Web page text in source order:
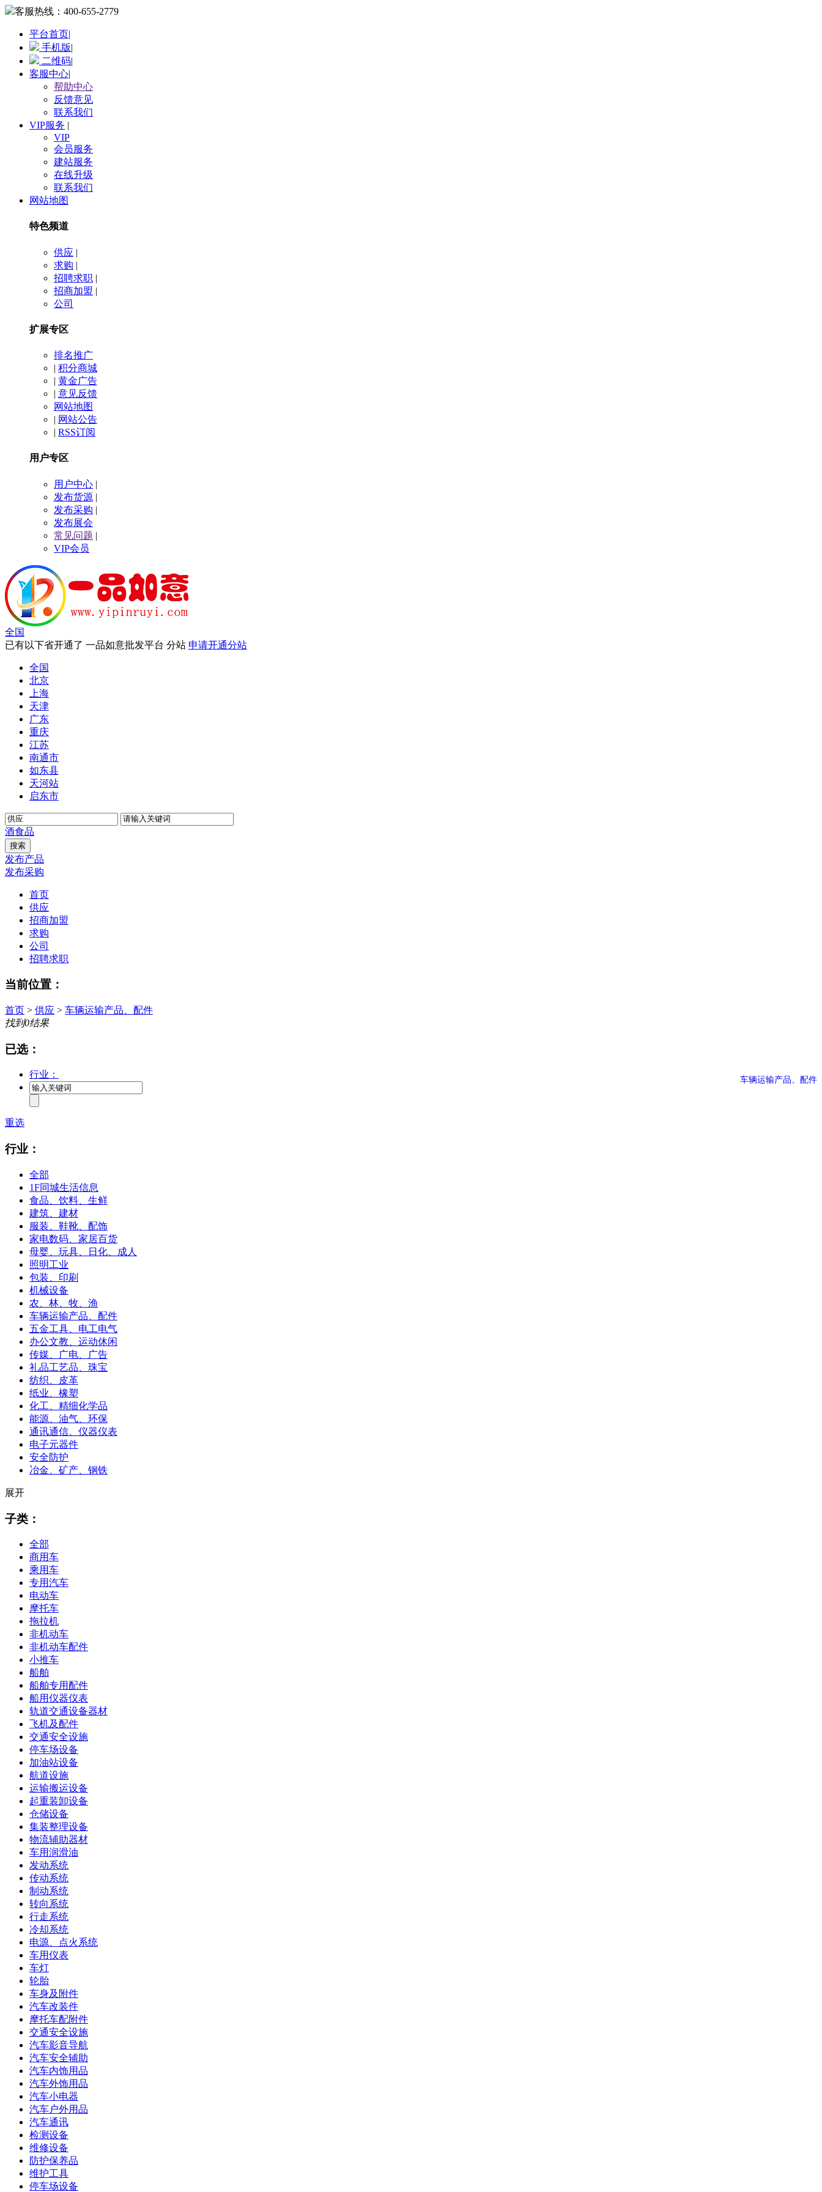
客服热线： 400-655-2779
平台首页|
手机版|
二维码|
客服中心|
帮助中心
反馈意见
联系我们
VIP服务 |
VIP
会员服务
建站服务
在线升级
联系我们
网站地图
特色频道
供应 |
求购 |
招聘求职 |
招商加盟 |
公司
扩展专区
排名推广
| 积分商城
| 黄金广告
| 意见反馈
网站地图
| 网站公告
| RSS订阅
用户专区
用户中心 |
发布货源 |
发布采购 |
发布展会
常见问题 |
VIP会员
全国
已有以下省开通了 一品如意批发平台 分站 申请开通分站
全国
北京
上海
天津
广东
重庆
江苏
南通市
如东县
天河站
启东市
酒食品
发布产品
发布采购
首页
供应
招商加盟
求购
公司
招聘求职
当前位置：
首页 > 供应 > 车辆运输产品、配件
找到0结果
已选：
行业： 车辆运输产品、配件
重选
行业：
全部
1F同城生活信息
食品、饮料、生鲜
建筑、建材
服装、鞋靴、配饰
家电数码、家居百货
母婴、玩具、日化、成人
照明工业
包装、印刷
机械设备
农、林、牧、渔
车辆运输产品、配件
五金工具、电工电气
办公文教、运动休闲
传媒、广电、广告
礼品工艺品、珠宝
纺织、皮革
纸业、橡塑
化工、精细化学品
能源、油气、环保
通讯通信、仪器仪表
电子元器件
安全防护
冶金、矿产、钢铁
展开
子类：
全部
商用车
乘用车
专用汽车
电动车
摩托车
拖拉机
非机动车
非机动车配件
小推车
船舶
船舶专用配件
船用仪器仪表
轨道交通设备器材
飞机及配件
交通安全设施
停车场设备
加油站设备
航道设施
运输搬运设备
起重装卸设备
仓储设备
集装整理设备
物流辅助器材
车用润滑油
发动系统
传动系统
制动系统
转向系统
行走系统
冷却系统
电源、点火系统
车用仪表
车灯
轮胎
车身及附件
汽车改装件
摩托车配附件
交通安全设施
汽车影音导航
汽车安全辅助
汽车内饰用品
汽车外饰用品
汽车小电器
汽车户外用品
汽车通讯
检测设备
维修设备
防护保养品
维护工具
停车场设备